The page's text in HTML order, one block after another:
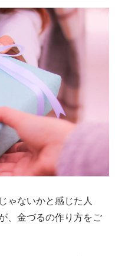
ゃないかと感じた人
、金づるの作り方をご